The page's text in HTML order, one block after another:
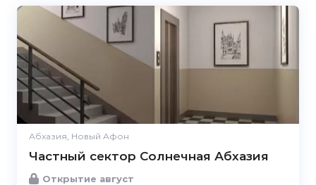
Абхазия, Новый Афон
Частный сектор Солнечная Абхазия
Открытие август